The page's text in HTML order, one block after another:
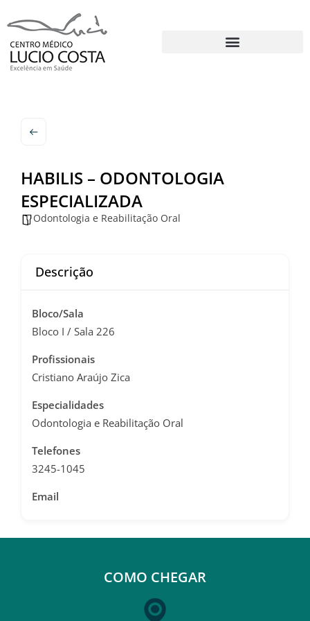
HABILIS – ODONTOLOGIA
ESPECIALIZADA
Odontologia e Reabilitação Oral
Descrição
Bloco/Sala
Bloco I / Sala 226
Profissionais
Cristiano Araújo Zica
Especialidades
Odontologia e Reabilitação Oral
Telefones
3245-1045
Email
COMO CHEGAR